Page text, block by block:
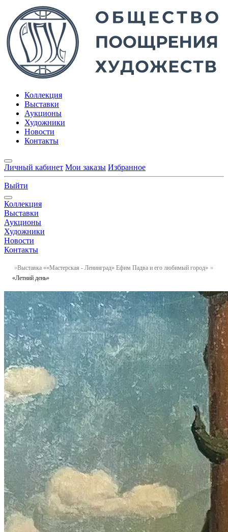
Коллекция
Выставки
Аукционы
Художники
Новости
Контакты
Личный кабинет Мои заказы Избранное
Выйти
Коллекция
Выставки
Аукционы
Художники
Новости
Контакты
Выставка ««Мастерская - Ленинград» Ефим Падва и его любимый город»
«Летний день»